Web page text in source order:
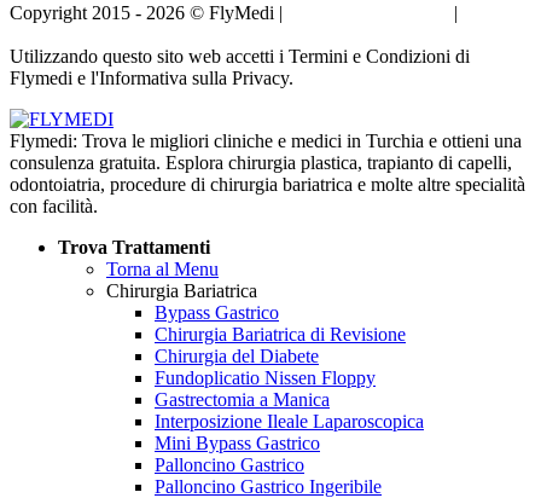
Copyright 2015 - 2026 © FlyMedi |
|
Utilizzando questo sito web accetti i Termini e Condizioni di
Flymedi e l'Informativa sulla Privacy.
Flymedi: Trova le migliori cliniche e medici in Turchia e ottieni una
consulenza gratuita. Esplora chirurgia plastica, trapianto di capelli,
odontoiatria, procedure di chirurgia bariatrica e molte altre specialità
con facilità.
Trova Trattamenti
Torna al Menu
Chirurgia Bariatrica
Bypass Gastrico
Chirurgia Bariatrica di Revisione
Chirurgia del Diabete
Fundoplicatio Nissen Floppy
Gastrectomia a Manica
Interposizione Ileale Laparoscopica
Mini Bypass Gastrico
Palloncino Gastrico
Palloncino Gastrico Ingeribile